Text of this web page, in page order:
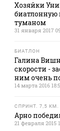
Хозяйки
биатлонную
туманом
31 января 2017
БИАТЛОН
Галина
скорости -
ним очень
14 марта 2016
СПРИНТ. 7,5
Арно
21 февраля 2015